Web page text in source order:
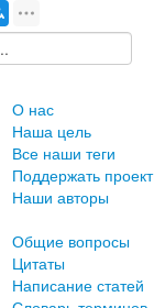
О нас
Наша цель
Все наши теги
Поддержать проект
Наши авторы
Общие вопросы
Цитаты
Написание статей